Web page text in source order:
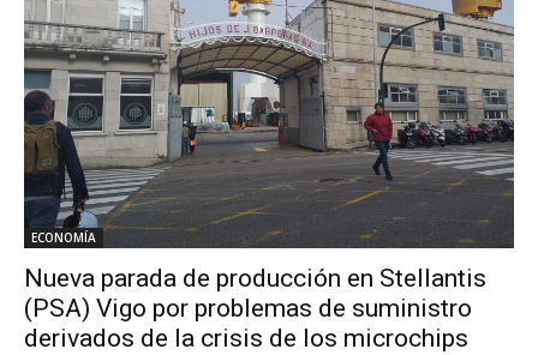
ECONOMÍA
Nueva parada de producción en Stellantis
(PSA) Vigo por problemas de suministro
derivados de la crisis de los microchips